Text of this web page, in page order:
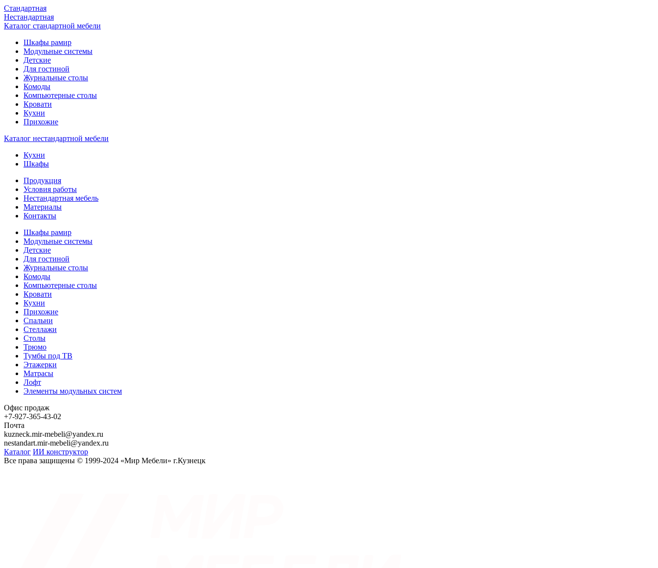
Стандартная
Нестандартная
Каталог стандартной мебели
Шкафы рамир
Модульные системы
Детские
Для гостиной
Журнальные столы
Комоды
Компьютерные столы
Кровати
Кухни
Прихожие
Каталог нестандартной мебели
Кухни
Шкафы
Продукция
Условия работы
Нестандартная мебель
Материалы
Контакты
Шкафы рамир
Модульные системы
Детские
Для гостиной
Журнальные столы
Комоды
Компьютерные столы
Кровати
Кухни
Прихожие
Спальни
Стеллажи
Столы
Трюмо
Тумбы под ТВ
Этажерки
Матрасы
Лофт
Элементы модульных систем
Офис продаж
+7-927-365-43-02
Почта
kuzneck.mir-mebeli@yandex.ru
nestandart.mir-mebeli@yandex.ru
Каталог ИИ конструктор
Все права защищены © 1999-2024 «Мир Мебели» г.Кузнецк